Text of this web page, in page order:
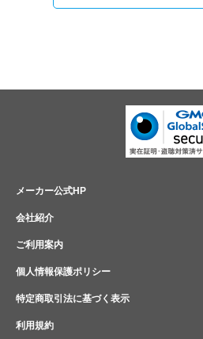
メーカー公式HP
会社紹介
ご利用案内
個人情報保護ポリシー
特定商取引法に基づく表示
利用規約